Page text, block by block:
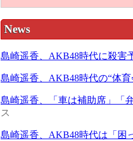
News
島崎遥香、AKB48時代に殺害
島崎遥香、AKB48時代の“体
島崎遥香、「車は補助席」「
ス
島崎遥香、AKB48時代は「困